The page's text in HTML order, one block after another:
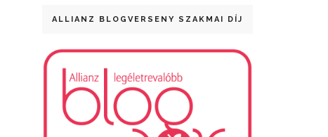
ALLIANZ BLOGVERSENY SZAKMAI DÍJ